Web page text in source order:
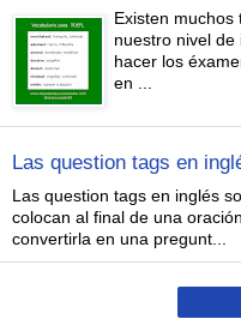
Existen
nuestro nivel de
hacer los
en ...
Las question tags en
Las question tags en inglés
colocan al final de una
convertirla en una pregunt...